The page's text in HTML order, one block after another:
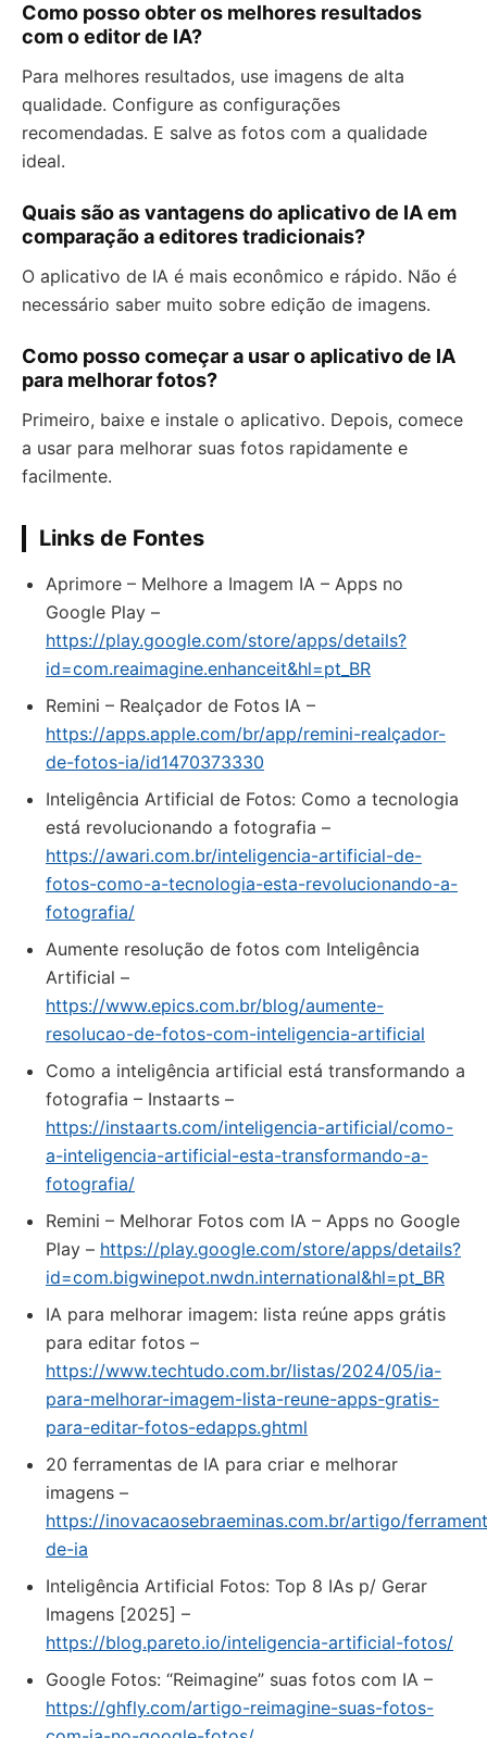
Como posso obter os melhores resultados
com o editor de IA?
Para melhores resultados, use imagens de alta
qualidade. Configure as configurações
recomendadas. E salve as fotos com a qualidade
ideal.
Quais são as vantagens do aplicativo de IA em
comparação a editores tradicionais?
O aplicativo de IA é mais econômico e rápido. Não é
necessário saber muito sobre edição de imagens.
Como posso começar a usar o aplicativo de IA
para melhorar fotos?
Primeiro, baixe e instale o aplicativo. Depois, comece
a usar para melhorar suas fotos rapidamente e
facilmente.
Links de Fontes
Aprimore – Melhore a Imagem IA – Apps no
Google Play –
https://play.google.com/store/apps/details?
id=com.reaimagine.enhanceit&hl=pt_BR
‎Remini – Realçador de Fotos IA –
https://apps.apple.com/br/app/remini-realçador-
de-fotos-ia/id1470373330
Inteligência Artificial de Fotos: Como a tecnologia
está revolucionando a fotografia –
https://awari.com.br/inteligencia-artificial-de-
fotos-como-a-tecnologia-esta-revolucionando-a-
fotografia/
Aumente resolução de fotos com Inteligência
Artificial –
https://www.epics.com.br/blog/aumente-
resolucao-de-fotos-com-inteligencia-artificial
Como a inteligência artificial está transformando a
fotografia – Instaarts –
https://instaarts.com/inteligencia-artificial/como-
a-inteligencia-artificial-esta-transformando-a-
fotografia/
Remini – Melhorar Fotos com IA – Apps no Google
Play – https://play.google.com/store/apps/details?
id=com.bigwinepot.nwdn.international&hl=pt_BR
IA para melhorar imagem: lista reúne apps grátis
para editar fotos –
https://www.techtudo.com.br/listas/2024/05/ia-
para-melhorar-imagem-lista-reune-apps-gratis-
para-editar-fotos-edapps.ghtml
20 ferramentas de IA para criar e melhorar
imagens –
https://inovacaosebraeminas.com.br/artigo/
de-ia
Inteligência Artificial Fotos: Top 8 IAs p/ Gerar
Imagens [2025] –
https://blog.pareto.io/inteligencia-artificial-fotos/
Google Fotos: “Reimagine” suas fotos com IA –
https://ghfly.com/artigo-reimagine-suas-fotos-